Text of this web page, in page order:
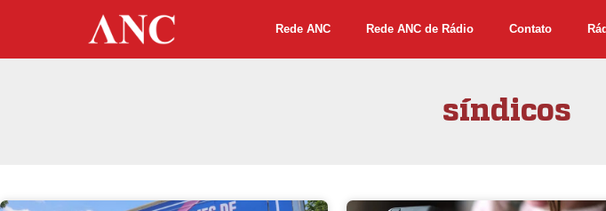
Rede ANC Rede ANC de Rádio Contato
síndicos